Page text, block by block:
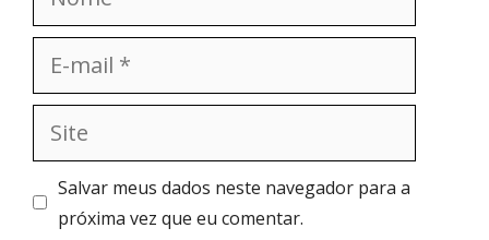
Site
Salvar meus dados neste navegador para a
próxima vez que eu comentar.